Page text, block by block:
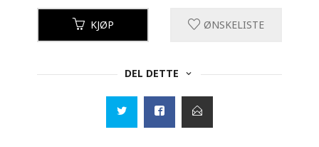
KJØP ØNSKELISTE
DEL DETTE